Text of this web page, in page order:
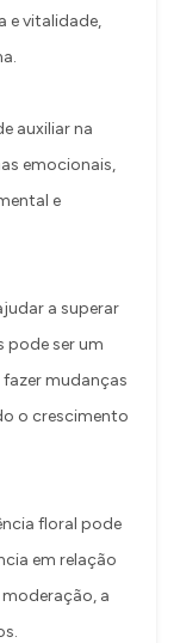
e vitalidade,
auxiliar na
emocionais,
e
a superar
pode ser um
mudanças
o crescimento
floral pode
em relação
a